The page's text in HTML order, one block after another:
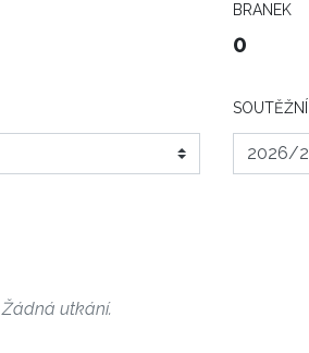
BRANEK
0
Žádná utkání.